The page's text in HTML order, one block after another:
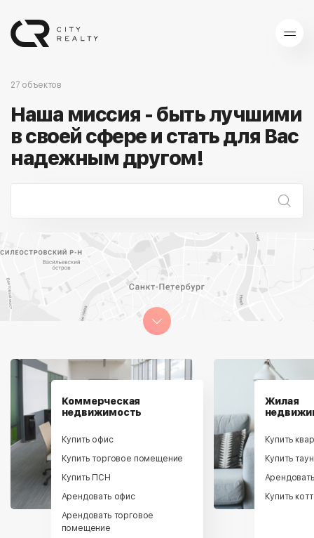
27 объектов
Наша миссия - быть лучшими
в своей сфере и стать для Вас
надежным другом!
Коммерческая
недвижимость
Купить офис
Купить торговое помещение
Купить ПСН
Арендовать офис
Арендовать торговое
помещение
Жилая
Купить
Купить
Купить